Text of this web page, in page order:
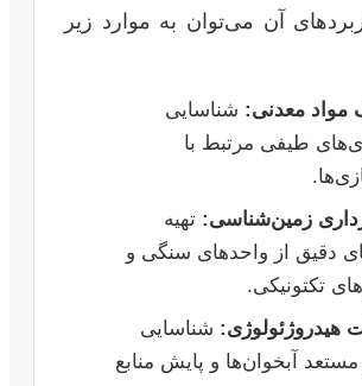
آن می‌توان به موارد زیر
مواد معدنی: شناسایی
طیفی مرتبط با
زمین‌شناسی: تهیه
دقیق از واحدهای سنگی و
تکتونیکی.
هیدروژئولوژی: شناسایی
آبخوان‌ها و پایش منابع